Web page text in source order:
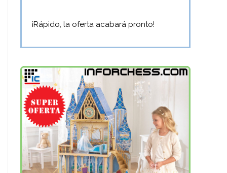
¡Rápido, la oferta acabará pronto!